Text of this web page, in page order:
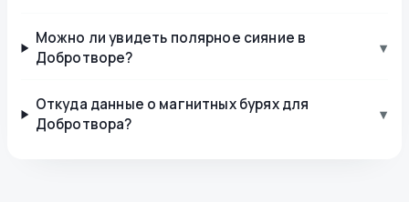
Можно ли увидеть полярное сияние в
Добротворе?
▾
Откуда данные о магнитных бурях для
Добротвора?
▾